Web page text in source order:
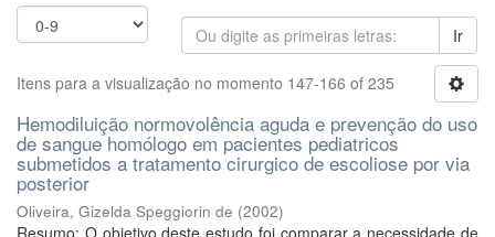
Ir
Itens para a visualização no momento 147-166 of 235
Hemodiluição normovolência aguda e prevenção do uso
de sangue homólogo em pacientes pediatricos
submetidos a tratamento cirurgico de escoliose por via
posterior
Oliveira, Gizelda Speggiorin de (2002)
Resumo: O objetivo deste estudo foi comparar a necessidade de